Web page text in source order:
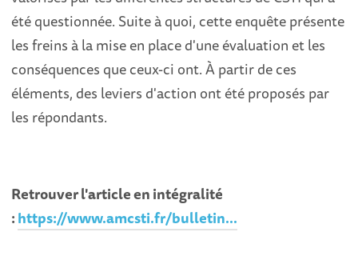
été questionnée. Suite à quoi, cette enquête présente
les freins à la mise en place d'une évaluation et les
conséquences que ceux-ci ont. À partir de ces
éléments, des leviers d'action ont été proposés par
les répondants.
Retrouver l'article en intégralité
:https://www.amcsti.fr/bulletin...